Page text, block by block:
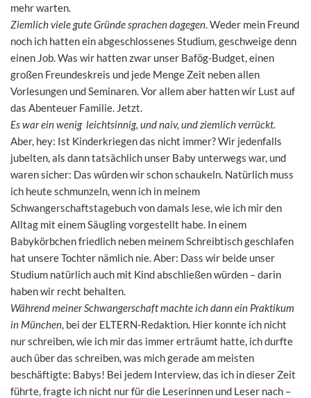
mehr warten.
Ziemlich viele gute Gründe sprachen dagegen. Weder mein Freund
noch ich hatten ein abgeschlossenes Studium, geschweige denn
einen Job. Was wir hatten zwar unser Bafög-Budget, einen
großen Freundeskreis und jede Menge Zeit neben allen
Vorlesungen und Seminaren. Vor allem aber hatten wir Lust auf
das Abenteuer Familie. Jetzt.
Es war ein wenig leichtsinnig, und naiv, und ziemlich verrückt.
Aber, hey: Ist Kinderkriegen das nicht immer? Wir jedenfalls
jubelten, als dann tatsächlich unser Baby unterwegs war, und
waren sicher: Das würden wir schon schaukeln. Natürlich muss
ich heute schmunzeln, wenn ich in meinem
Schwangerschaftstagebuch von damals lese, wie ich mir den
Alltag mit einem Säugling vorgestellt habe. In einem
Babykörbchen friedlich neben meinem Schreibtisch geschlafen
hat unsere Tochter nämlich nie. Aber: Dass wir beide unser
Studium natürlich auch mit Kind abschließen würden – darin
haben wir recht behalten.
Während meiner Schwangerschaft machte ich dann ein Praktikum
in München, bei der ELTERN-Redaktion. Hier konnte ich nicht
nur schreiben, wie ich mir das immer erträumt hatte, ich durfte
auch über das schreiben, was mich gerade am meisten
beschäftigte: Babys! Bei jedem Interview, das ich in dieser Zeit
führte, fragte ich nicht nur für die Leserinnen und Leser nach –